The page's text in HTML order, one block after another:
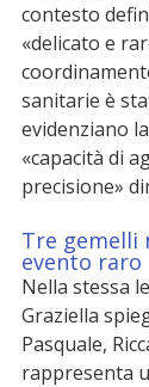
contesto
«delicato e
sanitarie è
evidenziano
«capacità di
precisione»
Tre gemelli
evento raro
Nella stessa
Graziella
Pasquale,
rappresenta